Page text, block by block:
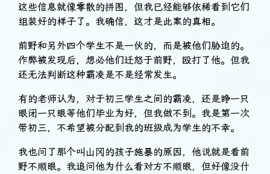
这些信息就像零散的拼图，但我已经能够依稀看到它们
组装好的样子了。我确信，这才是此案的真相。
前野和另外四个学生不是一伙的，而是被他们胁迫的。
作弊被发现后，想必他们迁怒于前野，殴打了他。但我
还无法判断这种霸凌是不是经常发生。
有的老师认为，对于初三学生之间的霸凌，还是睁一只
眼闭一只眼等他们毕业为好，但我做不到。我是第一次
带初三，不希望被分配到我的班级成为学生的不幸。
我也问了那个叫山冈的孩子施暴的原因，他说就是看前
野不顺眼。我追问他为什么看对方不顺眼，但好像没什